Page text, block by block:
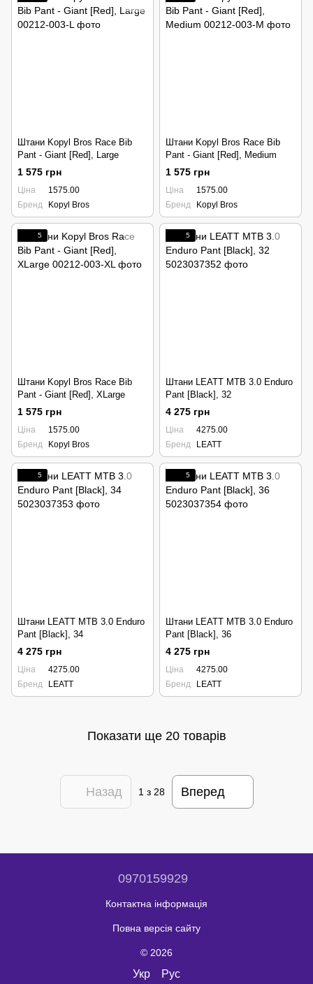
Штани Kopyl Bros Race Bib
Pant - Giant [Red], Large
1 575 грн
Ціна
1575.00
Бренд
Kopyl Bros
Штани Kopyl Bros Race Bib
Pant - Giant [Red], Medium
1 575 грн
Ціна
1575.00
Бренд
Kopyl Bros
5
Штани Kopyl Bros Race Bib
Pant - Giant [Red], XLarge
1 575 грн
Ціна
1575.00
Бренд
Kopyl Bros
5
Штани LEATT MTB 3.0 Enduro
Pant [Black], 32
4 275 грн
Ціна
4275.00
Бренд
LEATT
5
Штани LEATT MTB 3.0 Enduro
Pant [Black], 34
4 275 грн
Ціна
4275.00
Бренд
LEATT
5
Штани LEATT MTB 3.0 Enduro
Pant [Black], 36
4 275 грн
Ціна
4275.00
Бренд
LEATT
Показати ще 20 товарів
Назад 1з 28 Вперед
0970159929
Контактна інформація
Повна версія сайту
© 2026
Укр Рус